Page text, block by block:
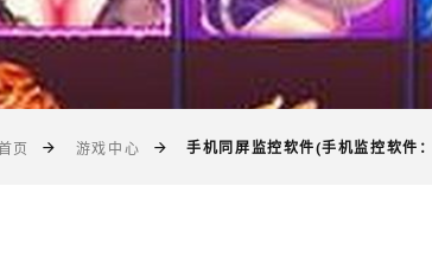
页 游戏中心 手机同屏监控软件(手机监控软件